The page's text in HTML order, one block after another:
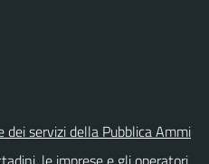
dei servizi della Pubblica Ammi